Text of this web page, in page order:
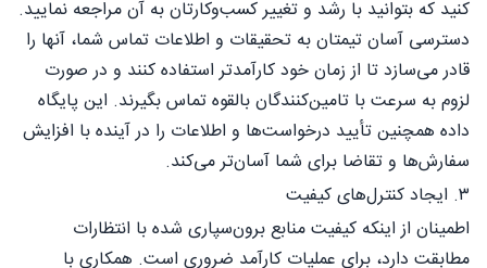
کنید که بتوانید با رشد و تغییر کسب‌وکارتان به آن مراجعه نمایید.
دسترسی آسان تیمتان به تحقیقات و اطلاعات تماس شما، آنها را
قادر می‌سازد تا از زمان خود کارآمدتر استفاده کنند و در صورت
لزوم به سرعت با تامین‌کنندگان بالقوه تماس بگیرند. این پایگاه
داده همچنین تأیید درخواست‌ها و اطلاعات را در آینده با افزایش
سفارش‌ها و تقاضا برای شما آسان‌تر می‌کند.
۳. ایجاد کنترل‌های کیفیت
اطمینان از اینکه کیفیت منابع برون‌سپاری شده با انتظارات
مطابقت دارد، برای عملیات کارآمد ضروری است. همکاری با